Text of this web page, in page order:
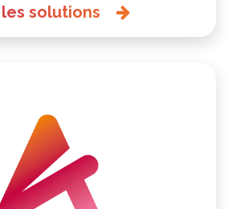
solutions